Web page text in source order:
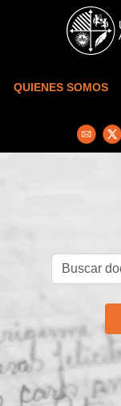
Skip to main content
QUIENES SOMOS